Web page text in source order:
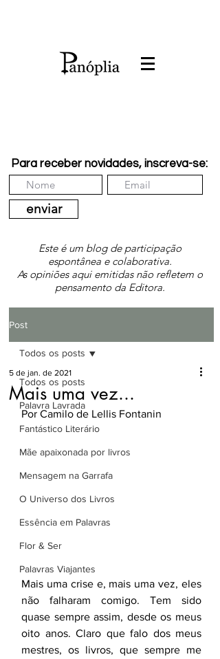
Para receber novidades, inscreva-se:
enviar
Este é um blog de participação
espontânea e colaborativa.
As opiniões aqui emitidas não refletem o
pensamento da Editora.
Post
Todos os posts
Palavra Lavrada
Fantástico Literário
Mãe apaixonada por livros
Mensagem na Garrafa
O Universo dos Livros
Essência em Palavras
Flor & Ser
Palavras Viajantes
Todos os posts
Mais uma vez...
5 de jan. de 2021
Por Camilo de Lellis Fontanin
Mais uma crise e, mais uma vez, eles
não falharam comigo. Tem sido
quase sempre assim, desde os meus
oito anos. Claro que falo dos meus
mestres, os livros, que sempre me